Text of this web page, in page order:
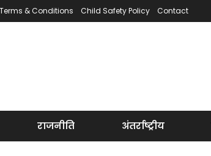
Terms & Conditions Child Safety Policy Contact
राजनीति अंतर्राष्ट्रीय